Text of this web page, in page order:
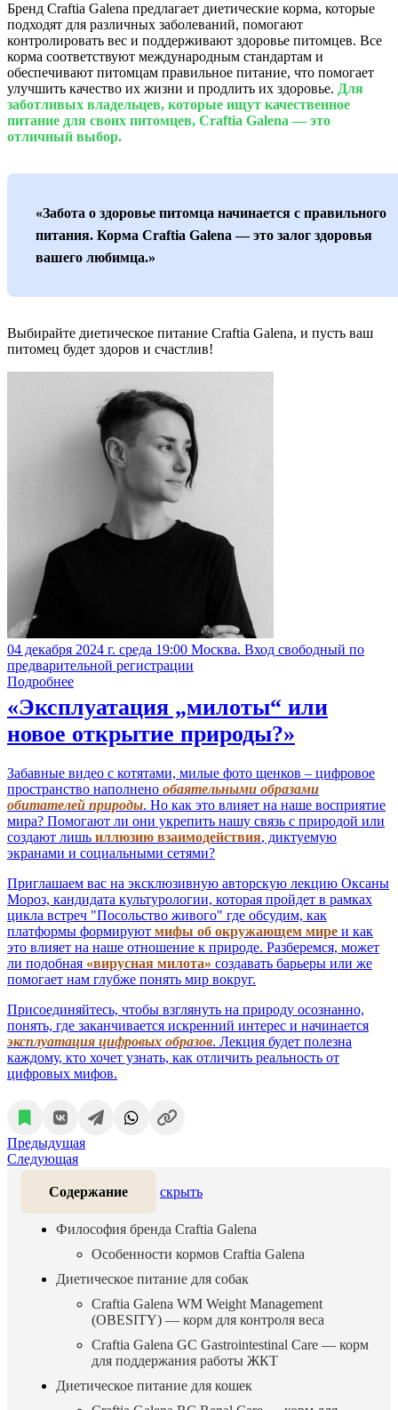
Бренд Craftia Galena предлагает диетические корма, которые
подходят для различных заболеваний, помогают
контролировать вес и поддерживают здоровье питомцев. Все
корма соответствуют международным стандартам и
обеспечивают питомцам правильное питание, что помогает
улучшить качество их жизни и продлить их здоровье. Для
заботливых владельцев, которые ищут качественное
питание для своих питомцев, Craftia Galena — это
отличный выбор.
«Забота о здоровье питомца начинается с правильного
питания. Корма Craftia Galena — это залог здоровья
вашего любимца.»
Выбирайте диетическое питание Craftia Galena, и пусть ваш
питомец будет здоров и счастлив!
04 декабря 2024 г. среда 19:00 Москва. Вход свободный по
предварительной регистрации
Подробнее
«Эксплуатация „милоты“ или
новое открытие природы?»
Забавные видео с котятами, милые фото щенков – цифровое
пространство наполнено обаятельными образами
обитателей природы. Но как это влияет на наше восприятие
мира? Помогают ли они укрепить нашу связь с природой или
создают лишь иллюзию взаимодействия, диктуемую
экранами и социальными сетями?
Приглашаем вас на эксклюзивную авторскую лекцию Оксаны
Мороз, кандидата культурологии, которая пройдет в рамках
цикла встреч "Посольство живого" где обсудим, как
платформы формируют мифы об окружающем мире и как
это влияет на наше отношение к природе. Разберемся, может
ли подобная «вирусная милота» создавать барьеры или же
помогает нам глубже понять мир вокруг.
Присоединяйтесь, чтобы взглянуть на природу осознанно,
понять, где заканчивается искренний интерес и начинается
эксплуатация цифровых образов. Лекция будет полезна
каждому, кто хочет узнать, как отличить реальность от
цифровых мифов.
Предыдущая
Следующая
Содержание скрыть
Философия бренда Craftia Galena
Особенности кормов Craftia Galena
Диетическое питание для собак
Craftia Galena WM Weight Management
(OBESITY) — корм для контроля веса
Craftia Galena GC Gastrointestinal Care — корм
для поддержания работы ЖКТ
Диетическое питание для кошек